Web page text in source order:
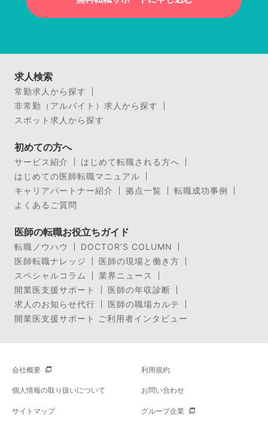
求人検索
常勤求人から探す
非常勤（アルバイト）求人から探す
スポット求人から探す
初めての方へ
サービス紹介
はじめて転職される方へ
はじめての医師転職マニュアル
キャリアパートナー紹介
拠点一覧
転職成功事例
よくあるご質問
医師の転職お役立ちガイド
転職ノウハウ
DOCTOR’S COLUMN
医師転職ナレッジ
医師の現場と働き方
スペシャルコラム
業界ニュース
開業医支援サポート
医師の年収診断
求人のお知らせ代行
医師の職場カルテ
開業医支援サポート ご利用者インタビュー
会社概要 利用規約
個人情報の取り扱いについて お問い合わせ
サイトマップ グループ企業